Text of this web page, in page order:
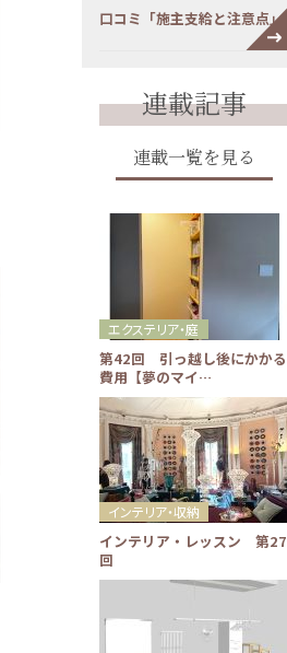
口コミ「施主支給と注意点」
連載記事
連載一覧を見る
第42回 引っ越し後にかかる
費用【夢のマイ…
エクステリア・庭
インテリア・レッスン 第27
回
インテリア・収納